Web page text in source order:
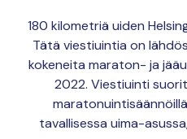
180 kilometriä uiden
Tätä viestiuintia on
kokeneita maraton- ja
2022. Viestiuinti
tavallisessa uima-